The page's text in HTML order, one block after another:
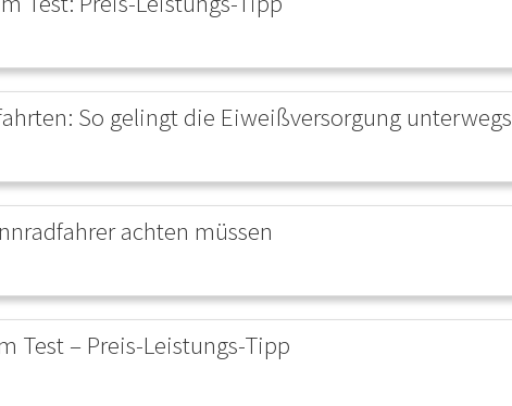
So gelingt die Eiweißversorgung unterwegs
achten müssen
Test – Preis-Leistungs-Tipp